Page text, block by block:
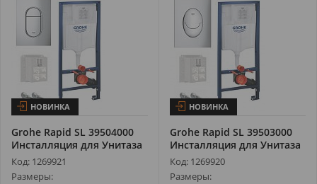
НОВИНКА
Grohe Rapid SL 39504000
Инсталляция для Унитаза
(Кно...
Код: 1269921
Размеры:
НОВИНКА
Grohe Rapid SL 39503000
Инсталляция для Унитаза
(Кно...
Код: 1269920
Размеры: